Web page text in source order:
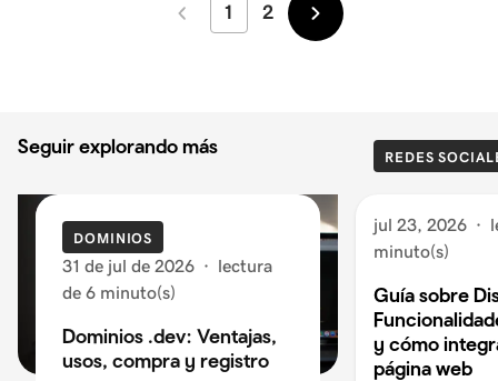
Más
1 2
Más
Seguir explorando más
DOMINIOS
31 de jul de 2026 · lectura
de 6 minuto(s)
Dominios .dev: Ventajas,
usos, compra y registro
REDES
jul 23, 2026 ·
minuto(s)
Guía sobre
y cómo
página web